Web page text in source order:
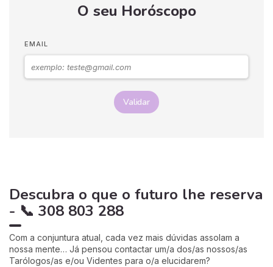
O seu Horóscopo
EMAIL
Validar
Descubra o que o futuro lhe reserva
- 📞 308 803 288
Com a conjuntura atual, cada vez mais dúvidas assolam a
nossa mente… Já pensou contactar um/a dos/as nossos/as
Tarólogos/as e/ou Videntes para o/a elucidarem?